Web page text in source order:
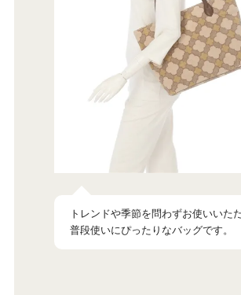
トレンドや季節を問わずお使いいた
普段使いにぴったりなバッグです。